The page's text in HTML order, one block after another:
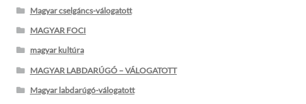
Magyar cselgáncs-válogatott
MAGYAR FOCI
magyar kultúra
MAGYAR LABDARÚGÓ – VÁLOGATOTT
Magyar labdarúgó-válogatott